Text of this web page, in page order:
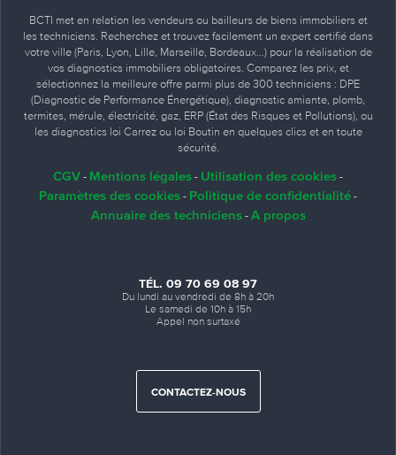
BCTI met en relation les vendeurs ou bailleurs de biens immobiliers et
les techniciens. Recherchez et trouvez facilement un expert certifié dans
votre ville (Paris, Lyon, Lille, Marseille, Bordeaux…) pour la réalisation de
vos diagnostics immobiliers obligatoires. Comparez les prix, et
sélectionnez la meilleure offre parmi plus de 300 techniciens : DPE
(Diagnostic de Performance Énergétique), diagnostic amiante, plomb,
termites, mérule, électricité, gaz, ERP (État des Risques et Pollutions), ou
les diagnostics loi Carrez ou loi Boutin en quelques clics et en toute
sécurité.
CGV - Mentions légales - Utilisation des cookies -
Paramètres des cookies - Politique de confidentialité -
Annuaire des techniciens- A propos
TÉL. 09 70 69 08 97
Du lundi au vendredi de 8h à 20h
Le samedi de 10h à 15h
Appel non surtaxé
CONTACTEZ-NOUS